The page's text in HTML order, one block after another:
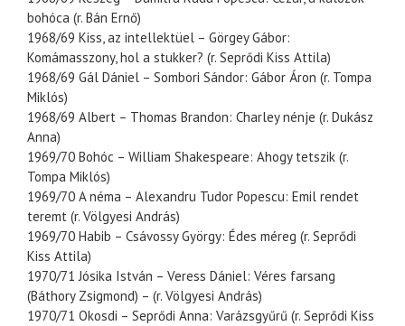
bohóca (r. Bán Ernő)
1968/69 Kiss, az intellektüel – Görgey Gábor:
Komámasszony, hol a stukker? (r. Seprődi Kiss Attila)
1968/69 Gál Dániel – Sombori Sándor: Gábor Áron (r. Tompa
Miklós)
1968/69 Albert – Thomas Brandon: Charley nénje (r. Dukász
Anna)
1969/70 Bohóc – William Shakespeare: Ahogy tetszik (r.
Tompa Miklós)
1969/70 A néma – Alexandru Tudor Popescu: Emil rendet
teremt (r. Völgyesi András)
1969/70 Habib – Csávossy György: Édes méreg (r. Seprődi
Kiss Attila)
1970/71 Jósika István – Veress Dániel: Véres farsang
(Báthory Zsigmond) – (r. Völgyesi András)
1970/71 Okosdi – Seprődi Anna: Varázsgyűrű (r. Seprődi Kiss